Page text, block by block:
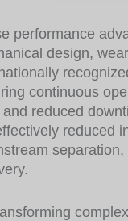
performance
design,
continuous
reduced
reduced